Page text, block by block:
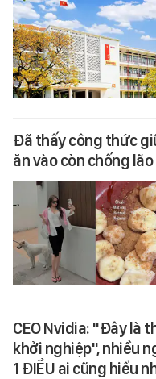
Đã thấy công thức
ăn vào còn chống
CEO Nvidia: "Đây là
khởi nghiệp", nhiều
1 ĐIỀU ai cũng hiểu